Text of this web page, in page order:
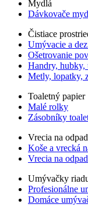
Mydlá
Dávkovače
Čistiace
Umývacie a
Ošetrovanie
Handry, hubky,
Metly, lopatky,
Toaletný papier
Malé rolky
Zásobníky
Vrecia na odpad
Koše a vrecká
Vrecia na
Umývačky
Profesionálne
Domáce